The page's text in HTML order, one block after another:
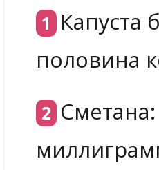
Капуста
половина
Сметана: